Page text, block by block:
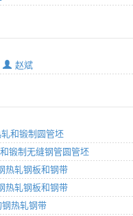
赵斌
和锻制圆管坯
锻制无缝钢管圆管坯
热轧钢板和钢带
热轧钢板和钢带
热轧钢带